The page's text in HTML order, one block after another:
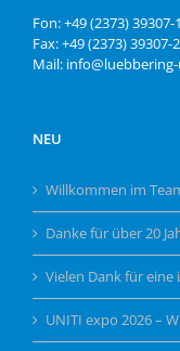
Fon: +49 (2373) 39307-
Fax: +49 (2373) 39307-
Mail:
NEU
Willkommen im
Danke für über 20
Vielen Dank für eine
UNITI expo 2026 –